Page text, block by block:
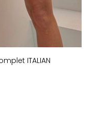
ITALIAN